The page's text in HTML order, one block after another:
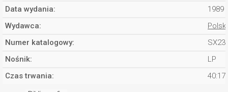
Data wydania:
1989
Wydawca:
Numer katalogowy:
Nośnik:
LP
Czas trwania:
40:17